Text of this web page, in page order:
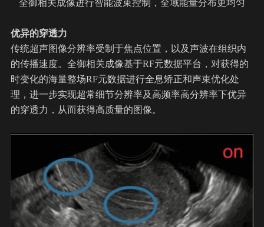
全御相关成像进行智能波束控制，全域能量分布更均匀
优异的穿透力
传统超声图像分辨率受制于焦点位置，以及声波在组织内
的传播速度。全御相关成像基于RF元数据平台，对获得的
时变化的海量整场RF元数据进行全息矫正和声束优化处
理，进一步实现超常细节分辨率及高频率高分辨率下优异
的穿透力，从而获得高质量的图像。